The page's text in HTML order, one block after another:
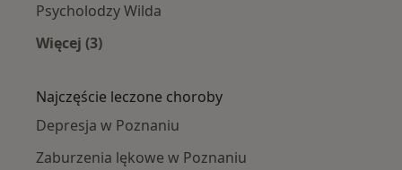
Psycholodzy Wilda
Więcej (3)
Najczęście leczone choroby
Depresja w Poznaniu
Zaburzenia lękowe w Poznaniu